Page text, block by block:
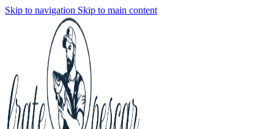
Skip to navigation Skip to main content